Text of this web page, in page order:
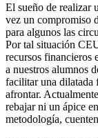
El sueño de realizar
vez un compromiso
para algunos las
Por tal situación
recursos financieros
a nuestros alumnos
facilitar una dilatada
afrontar.
rebajar ni un ápice
metodología,